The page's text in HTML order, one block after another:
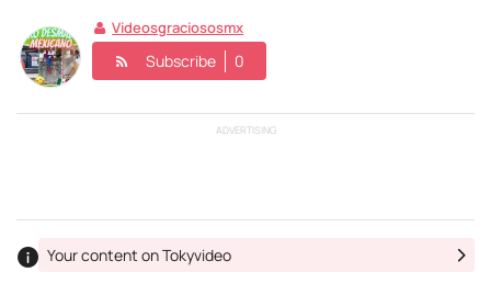
Videosgraciososmx
Subscribe 0
ADVERTISING
Your content on Tokyvideo